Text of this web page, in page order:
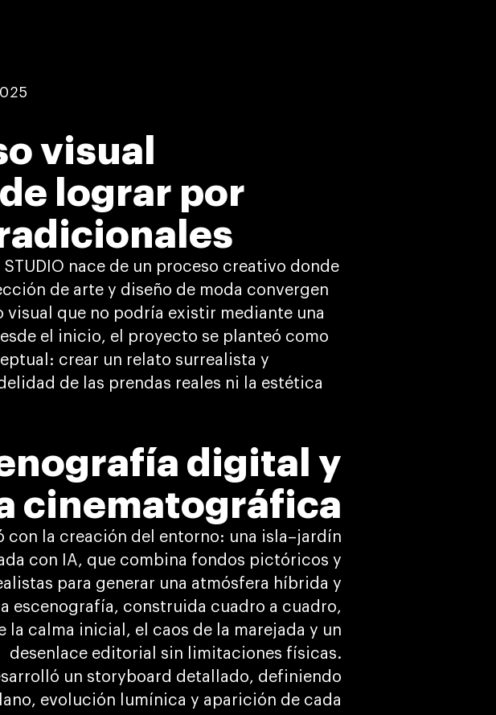
visual
lograr por
STUDIO nace de un proceso creativo donde
de arte y diseño de moda convergen
visual que no podría existir mediante una
el inicio, el proyecto se planteó como
crear un relato surrealista y
de las prendas reales ni la estética
digital y
cinematográfica
con la creación del entorno: una isla–jardín
con IA, que combina fondos pictóricos y
para generar una atmósfera híbrida y
escenografía, construida cuadro a cuadro,
calma inicial, el caos de la marejada y un
desenlace editorial sin limitaciones físicas.
un storyboard detallado, definiendo
evolución lumínica y aparición de cada